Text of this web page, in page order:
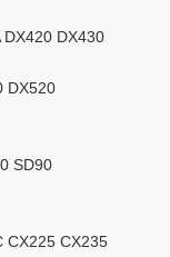
DX420 DX430
DX520
SD90
CX225 CX235